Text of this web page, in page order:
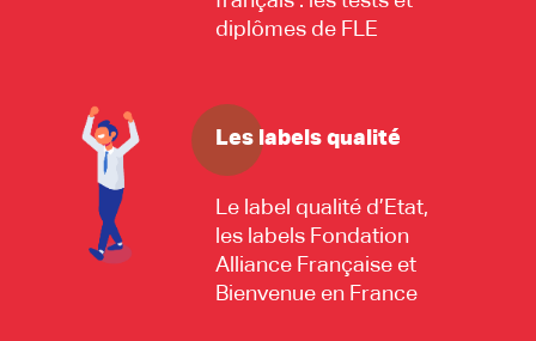
diplômes de FLE
Les labels qualité
Le label qualité d’Etat,
les labels Fondation
Alliance Française et
Bienvenue en France